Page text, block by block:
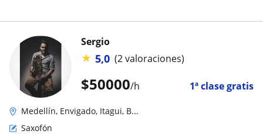
$50000/h 1ª clase gratis
Sergio
★ 5,0 (2 valoraciones)
Medellín, Envigado, Itagui, B...
Saxofón